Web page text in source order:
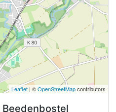
Leaflet | ©OpenStreetMapcontributors
Beedenbostel